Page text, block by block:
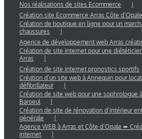
Nos réalisations de sites Ecommerce
Création site Ecommerce Arras Côte
Création de boutique en ligne pour un
chaussures
Agence de développement web Arras
Création de site internet pour une
Arras
Création de site internet pronostics sportifs
Création d’un site web à Annequin pour
défibrillateur
Création de site web pour une sophrologue
Baroeul
Création de site de rénovation d’intérieur
générale
Agence WEB à Arras et Côte d’Opale ➨
internet